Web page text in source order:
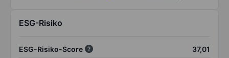
ESG-Risiko
ESG-Risiko-Score
37,01